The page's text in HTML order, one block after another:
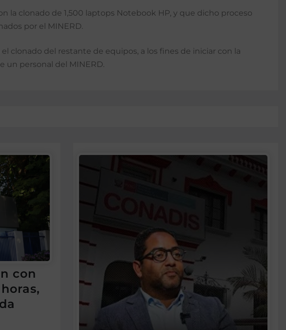
la clonado de 1,500 laptops Notebook HP, y que dicho proceso
por el MINERD.
clonado del restante de equipos, a los fines de iniciar con la
un personal del MINERD.
con